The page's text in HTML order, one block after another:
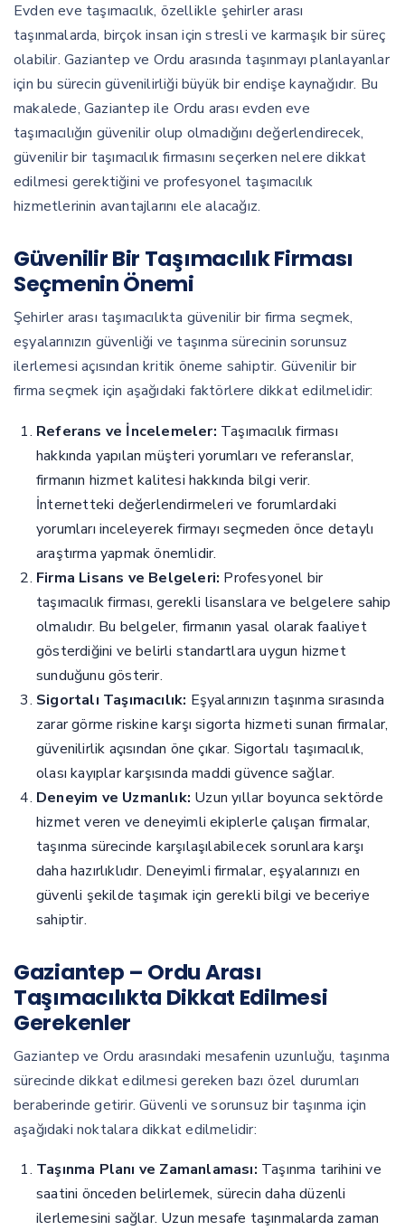
Evden eve taşımacılık, özellikle şehirler arası
taşınmalarda, birçok insan için stresli ve karmaşık bir süreç
olabilir. Gaziantep ve Ordu arasında taşınmayı planlayanlar
için bu sürecin güvenilirliği büyük bir endişe kaynağıdır. Bu
makalede, Gaziantep ile Ordu arası evden eve
taşımacılığın güvenilir olup olmadığını değerlendirecek,
güvenilir bir taşımacılık firmasını seçerken nelere dikkat
edilmesi gerektiğini ve profesyonel taşımacılık
hizmetlerinin avantajlarını ele alacağız.
Güvenilir Bir Taşımacılık Firması
Seçmenin Önemi
Şehirler arası taşımacılıkta güvenilir bir firma seçmek,
eşyalarınızın güvenliği ve taşınma sürecinin sorunsuz
ilerlemesi açısından kritik öneme sahiptir. Güvenilir bir
firma seçmek için aşağıdaki faktörlere dikkat edilmelidir:
Referans ve İncelemeler: Taşımacılık firması
hakkında yapılan müşteri yorumları ve referanslar,
firmanın hizmet kalitesi hakkında bilgi verir.
İnternetteki değerlendirmeleri ve forumlardaki
yorumları inceleyerek firmayı seçmeden önce detaylı
araştırma yapmak önemlidir.
Firma Lisans ve Belgeleri: Profesyonel bir
taşımacılık firması, gerekli lisanslara ve belgelere sahip
olmalıdır. Bu belgeler, firmanın yasal olarak faaliyet
gösterdiğini ve belirli standartlara uygun hizmet
sunduğunu gösterir.
Sigortalı Taşımacılık: Eşyalarınızın taşınma sırasında
zarar görme riskine karşı sigorta hizmeti sunan firmalar,
güvenilirlik açısından öne çıkar. Sigortalı taşımacılık,
olası kayıplar karşısında maddi güvence sağlar.
Deneyim ve Uzmanlık: Uzun yıllar boyunca sektörde
hizmet veren ve deneyimli ekiplerle çalışan firmalar,
taşınma sürecinde karşılaşılabilecek sorunlara karşı
daha hazırlıklıdır. Deneyimli firmalar, eşyalarınızı en
güvenli şekilde taşımak için gerekli bilgi ve beceriye
sahiptir.
Gaziantep – Ordu Arası
Taşımacılıkta Dikkat Edilmesi
Gerekenler
Gaziantep ve Ordu arasındaki mesafenin uzunluğu, taşınma
sürecinde dikkat edilmesi gereken bazı özel durumları
beraberinde getirir. Güvenli ve sorunsuz bir taşınma için
aşağıdaki noktalara dikkat edilmelidir:
Taşınma Planı ve Zamanlaması: Taşınma tarihini ve
saatini önceden belirlemek, sürecin daha düzenli
ilerlemesini sağlar. Uzun mesafe taşınmalarda zaman